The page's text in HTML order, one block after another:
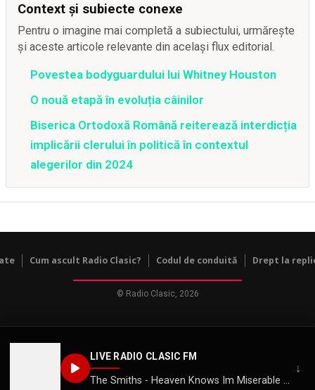
LIVE RADIO CLASIC FM
The Smiths - Heaven Knows Im Miserable Now
↓
Context și subiecte conexe
Pentru o imagine mai completă a subiectului, urmărește
și aceste articole relevante din același flux editorial.
Povestea bodyguardului lui Whitney Houston
O nouă etapă în evoluția câinilor
Biserica Ortodoxă Română reiterează interdicția
implicării clerului în politică în contextul
alegerilor din 2024
Cum ascult Radio Clasic? Codul de conduită Drept la
© Radio Clasic, 2026